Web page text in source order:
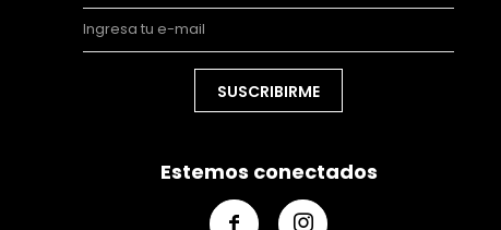
SUSCRIBIRME
Estemos conectados
 